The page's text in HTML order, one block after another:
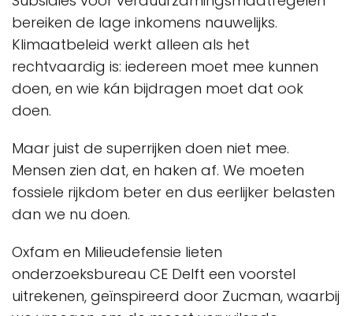
bereiken de lage inkomens nauwelijks.
Klimaatbeleid werkt alleen als het
rechtvaardig is: iedereen moet mee kunnen
doen, en wie kán bijdragen moet dat ook
doen.
Maar juist de superrijken doen niet mee.
Mensen zien dat, en haken af. We moeten
fossiele rijkdom beter en dus eerlijker belasten
dan we nu doen.
Oxfam en Milieudefensie lieten
onderzoeksbureau CE Delft een voorstel
uitrekenen, geïnspireerd door Zucman, waarbij